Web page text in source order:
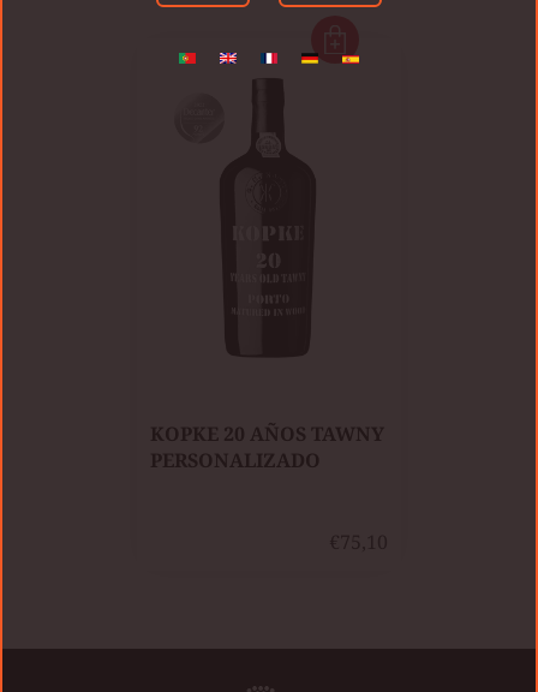
KOPKE 20 AÑOS TAWNY
PERSONALIZADO